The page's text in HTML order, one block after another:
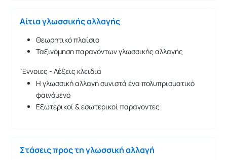
Αίτια γλωσσικής αλλαγής
Θεωρητικό πλαίσιο
Ταξινόμηση παραγόντων γλωσσικής αλλαγής
Έννοιες - Λέξεις κλειδιά
Η γλωσσική αλλαγή συνιστά ένα πολυπρισματικό
φαινόμενο
Εξωτερικοί & εσωτερικοί παράγοντες
Στάσεις προς τη γλωσσική αλλαγή